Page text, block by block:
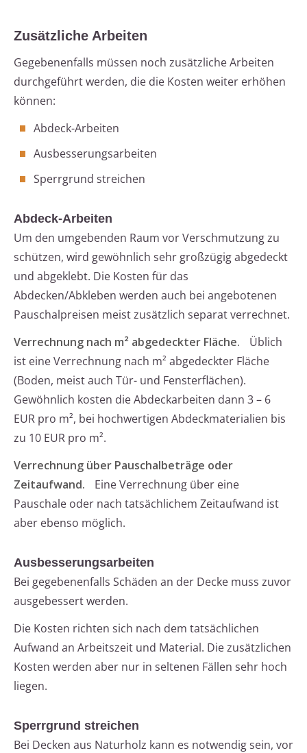
Zusätzliche Arbeiten
Gegebenenfalls müssen noch zusätzliche Arbeiten
durchgeführt werden, die die Kosten weiter erhöhen
können:
Abdeck-Arbeiten
Ausbesserungsarbeiten
Sperrgrund streichen
Abdeck-Arbeiten
Um den umgebenden Raum vor Verschmutzung zu
schützen, wird gewöhnlich sehr großzügig abgedeckt
und abgeklebt. Die Kosten für das
Abdecken/Abkleben werden auch bei angebotenen
Pauschalpreisen meist zusätzlich separat verrechnet.
Verrechnung nach m² abgedeckter Fläche.
Üblich
ist eine Verrechnung nach m² abgedeckter Fläche
(Boden, meist auch Tür- und Fensterflächen).
Gewöhnlich kosten die Abdeckarbeiten dann 3 – 6
EUR pro m², bei hochwertigen Abdeckmaterialien bis
zu 10 EUR pro m².
Verrechnung über Pauschalbeträge oder
Zeitaufwand.
Eine Verrechnung über eine
Pauschale oder nach tatsächlichem Zeitaufwand ist
aber ebenso möglich.
Ausbesserungsarbeiten
Bei gegebenenfalls Schäden an der Decke muss zuvor
ausgebessert werden.
Die Kosten richten sich nach dem tatsächlichen
Aufwand an Arbeitszeit und Material. Die zusätzlichen
Kosten werden aber nur in seltenen Fällen sehr hoch
liegen.
Sperrgrund streichen
Bei Decken aus Naturholz kann es notwendig sein, vor